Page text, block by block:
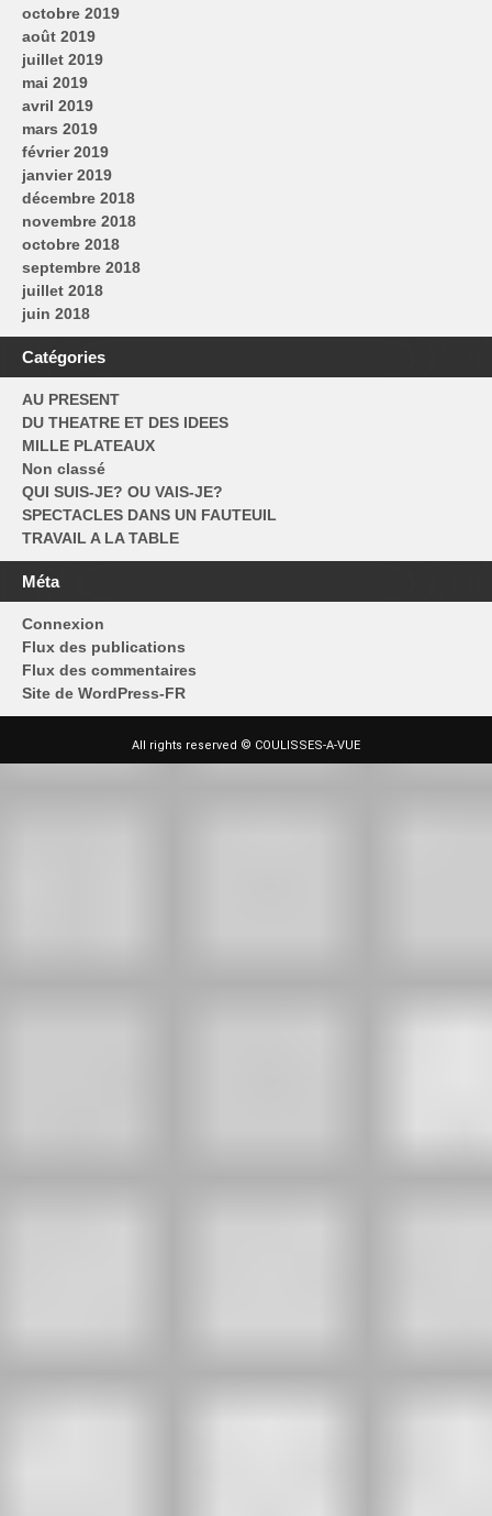
octobre 2019
août 2019
juillet 2019
mai 2019
avril 2019
mars 2019
février 2019
janvier 2019
décembre 2018
novembre 2018
octobre 2018
septembre 2018
juillet 2018
juin 2018
Catégories
AU PRESENT
DU THEATRE ET DES IDEES
MILLE PLATEAUX
Non classé
QUI SUIS-JE? OU VAIS-JE?
SPECTACLES DANS UN FAUTEUIL
TRAVAIL A LA TABLE
Méta
Connexion
Flux des publications
Flux des commentaires
Site de WordPress-FR
All rights reserved © COULISSES-A-VUE